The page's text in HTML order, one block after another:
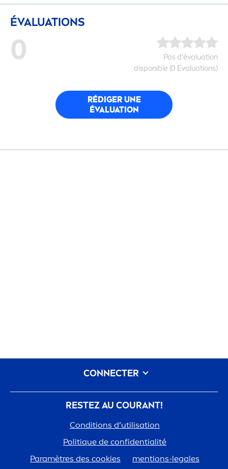
ÉVALUATIONS
0
Pas d'évaluation
disponible (0 Evaluations)
RÉDIGER UNE
ÉVALUATION
RESTEZ AU COURANT!
Conditions d’utilisation
Politique de confidentialité
Paramètres des cookies
mentions-legales
CONNECTER